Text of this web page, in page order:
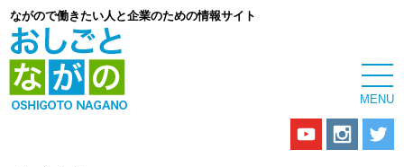
ながので働きたい人と企業のための情報サイト